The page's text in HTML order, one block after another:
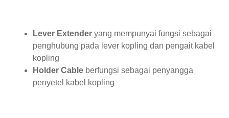
Lever Extender yang mempunyai fungsi sebagai
penghubung pada lever kopling dan pengait kabel
kopling
Holder Cable berfungsi sebagai penyangga
penyetel kabel kopling